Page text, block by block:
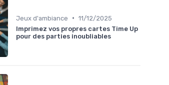
Jeux d'ambiance • 11/12/2025
Imprimez vos propres cartes Time Up
pour des parties inoubliables